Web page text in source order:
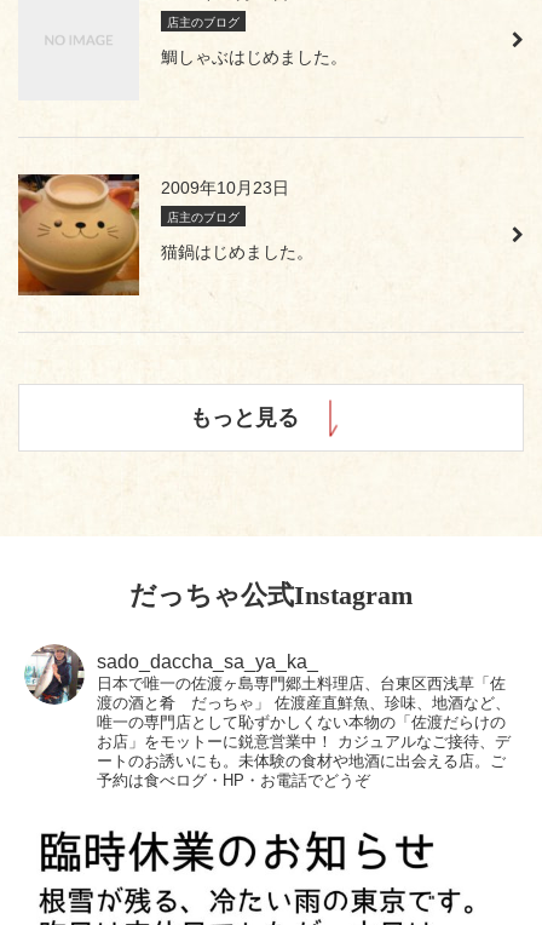
店主のブログ
鯛しゃぶはじめました。
2009年10月23日
店主のブログ
猫鍋はじめました。
もっと見る
だっちゃ公式Instagram
sado_daccha_sa_ya_ka_
日本で唯一の佐渡ヶ島専門郷土料理店、台東区西浅草「佐
渡の酒と肴 だっちゃ」
佐渡産直鮮魚、珍味、地酒など、
唯一の専門店として恥ずかしくない本物の「佐渡だらけの
お店」をモットーに鋭意営業中！
カジュアルなご接待、デ
ートのお誘いにも。未体験の食材や地酒に出会える店。ご
予約は食べログ・HP・お電話でどうぞ